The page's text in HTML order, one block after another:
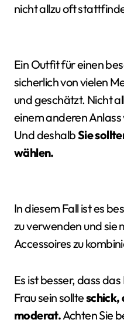
nicht allzu oft
Ein Outfit für einen
sicherlich von vielen
und geschätzt. Nicht
einem anderen
Und deshalbSie
wählen.
In diesem Fall ist es
zu verwenden und sie
Accessoires zu
Es ist besser, dass
Frau sein sollteschick,
moderat.Achten Sie